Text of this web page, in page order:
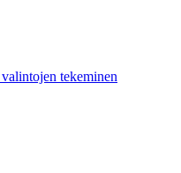
tekeminen